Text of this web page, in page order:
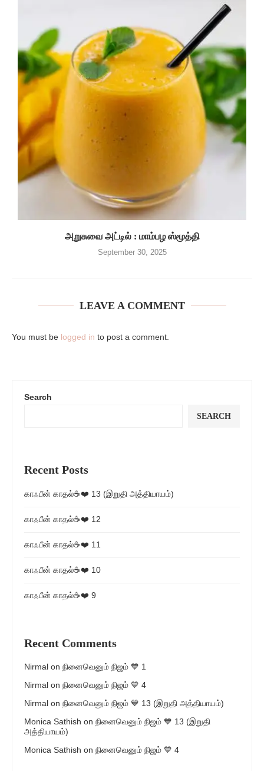
அறுசுவை அட்டில் : மாம்பழ ஸ்மூத்தி
September 30, 2025
LEAVE A COMMENT
You must be logged in to post a comment.
Search
SEARCH
Recent Posts
காஃபீன் காதல்☕❤️ 13 (இறுதி அத்தியாயம்)
காஃபீன் காதல்☕❤️ 12
காஃபீன் காதல்☕❤️ 11
காஃபீன் காதல்☕❤️ 10
காஃபீன் காதல்☕❤️ 9
Recent Comments
Nirmal on நினைவெனும் நிஜம் 💙 1
Nirmal on நினைவெனும் நிஜம் 💙 4
Nirmal on நினைவெனும் நிஜம் 💙 13 (இறுதி அத்தியாயம்)
Monica Sathish on நினைவெனும் நிஜம் 💙 13 (இறுதி
அத்தியாயம்)
Monica Sathish on நினைவெனும் நிஜம் 💙 4